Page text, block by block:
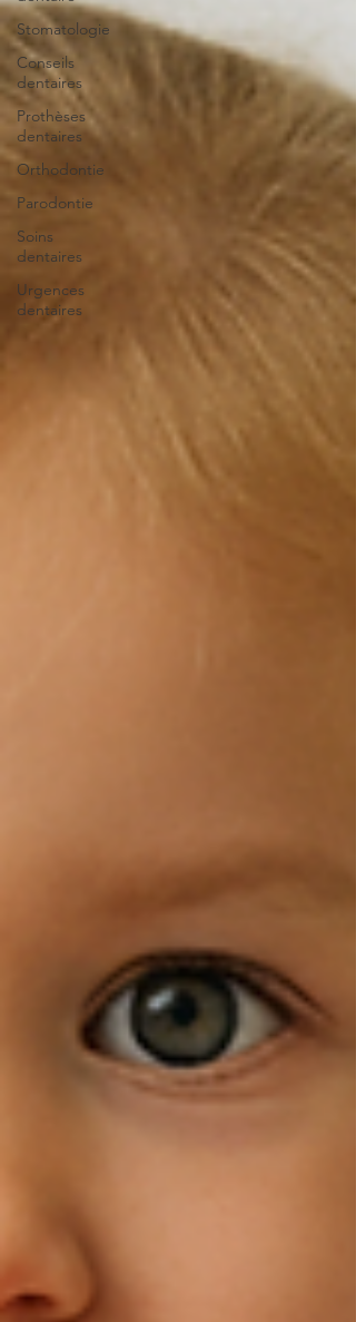
Stomatologie
Conseils
dentaires
Prothèses
dentaires
Orthodontie
Parodontie
Soins
dentaires
Urgences
dentaires